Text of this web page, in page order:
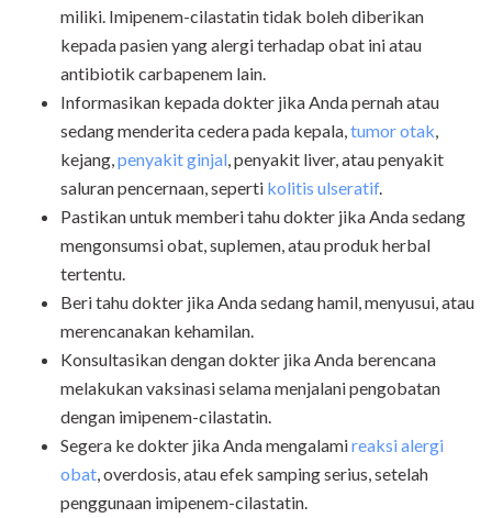
miliki. Imipenem-cilastatin tidak boleh diberikan
kepada pasien yang alergi terhadap obat ini atau
antibiotik carbapenem lain.
Informasikan kepada dokter jika Anda pernah atau
sedang menderita cedera pada kepala,tumor otak,
kejang,penyakit ginjal, penyakit liver, atau penyakit
saluran pencernaan, seperti kolitis ulseratif.
Pastikan untuk memberi tahu dokter jika Anda sedang
mengonsumsi obat, suplemen, atau produk herbal
tertentu.
Beri tahu dokter jika Anda sedang hamil, menyusui, atau
merencanakan kehamilan.
Konsultasikan dengan dokter jika Anda berencana
melakukan vaksinasi selama menjalani pengobatan
dengan imipenem-cilastatin.
Segera ke dokter jika Anda mengalamireaksi alergi
obat, overdosis, atau efek samping serius, setelah
penggunaan imipenem-cilastatin.